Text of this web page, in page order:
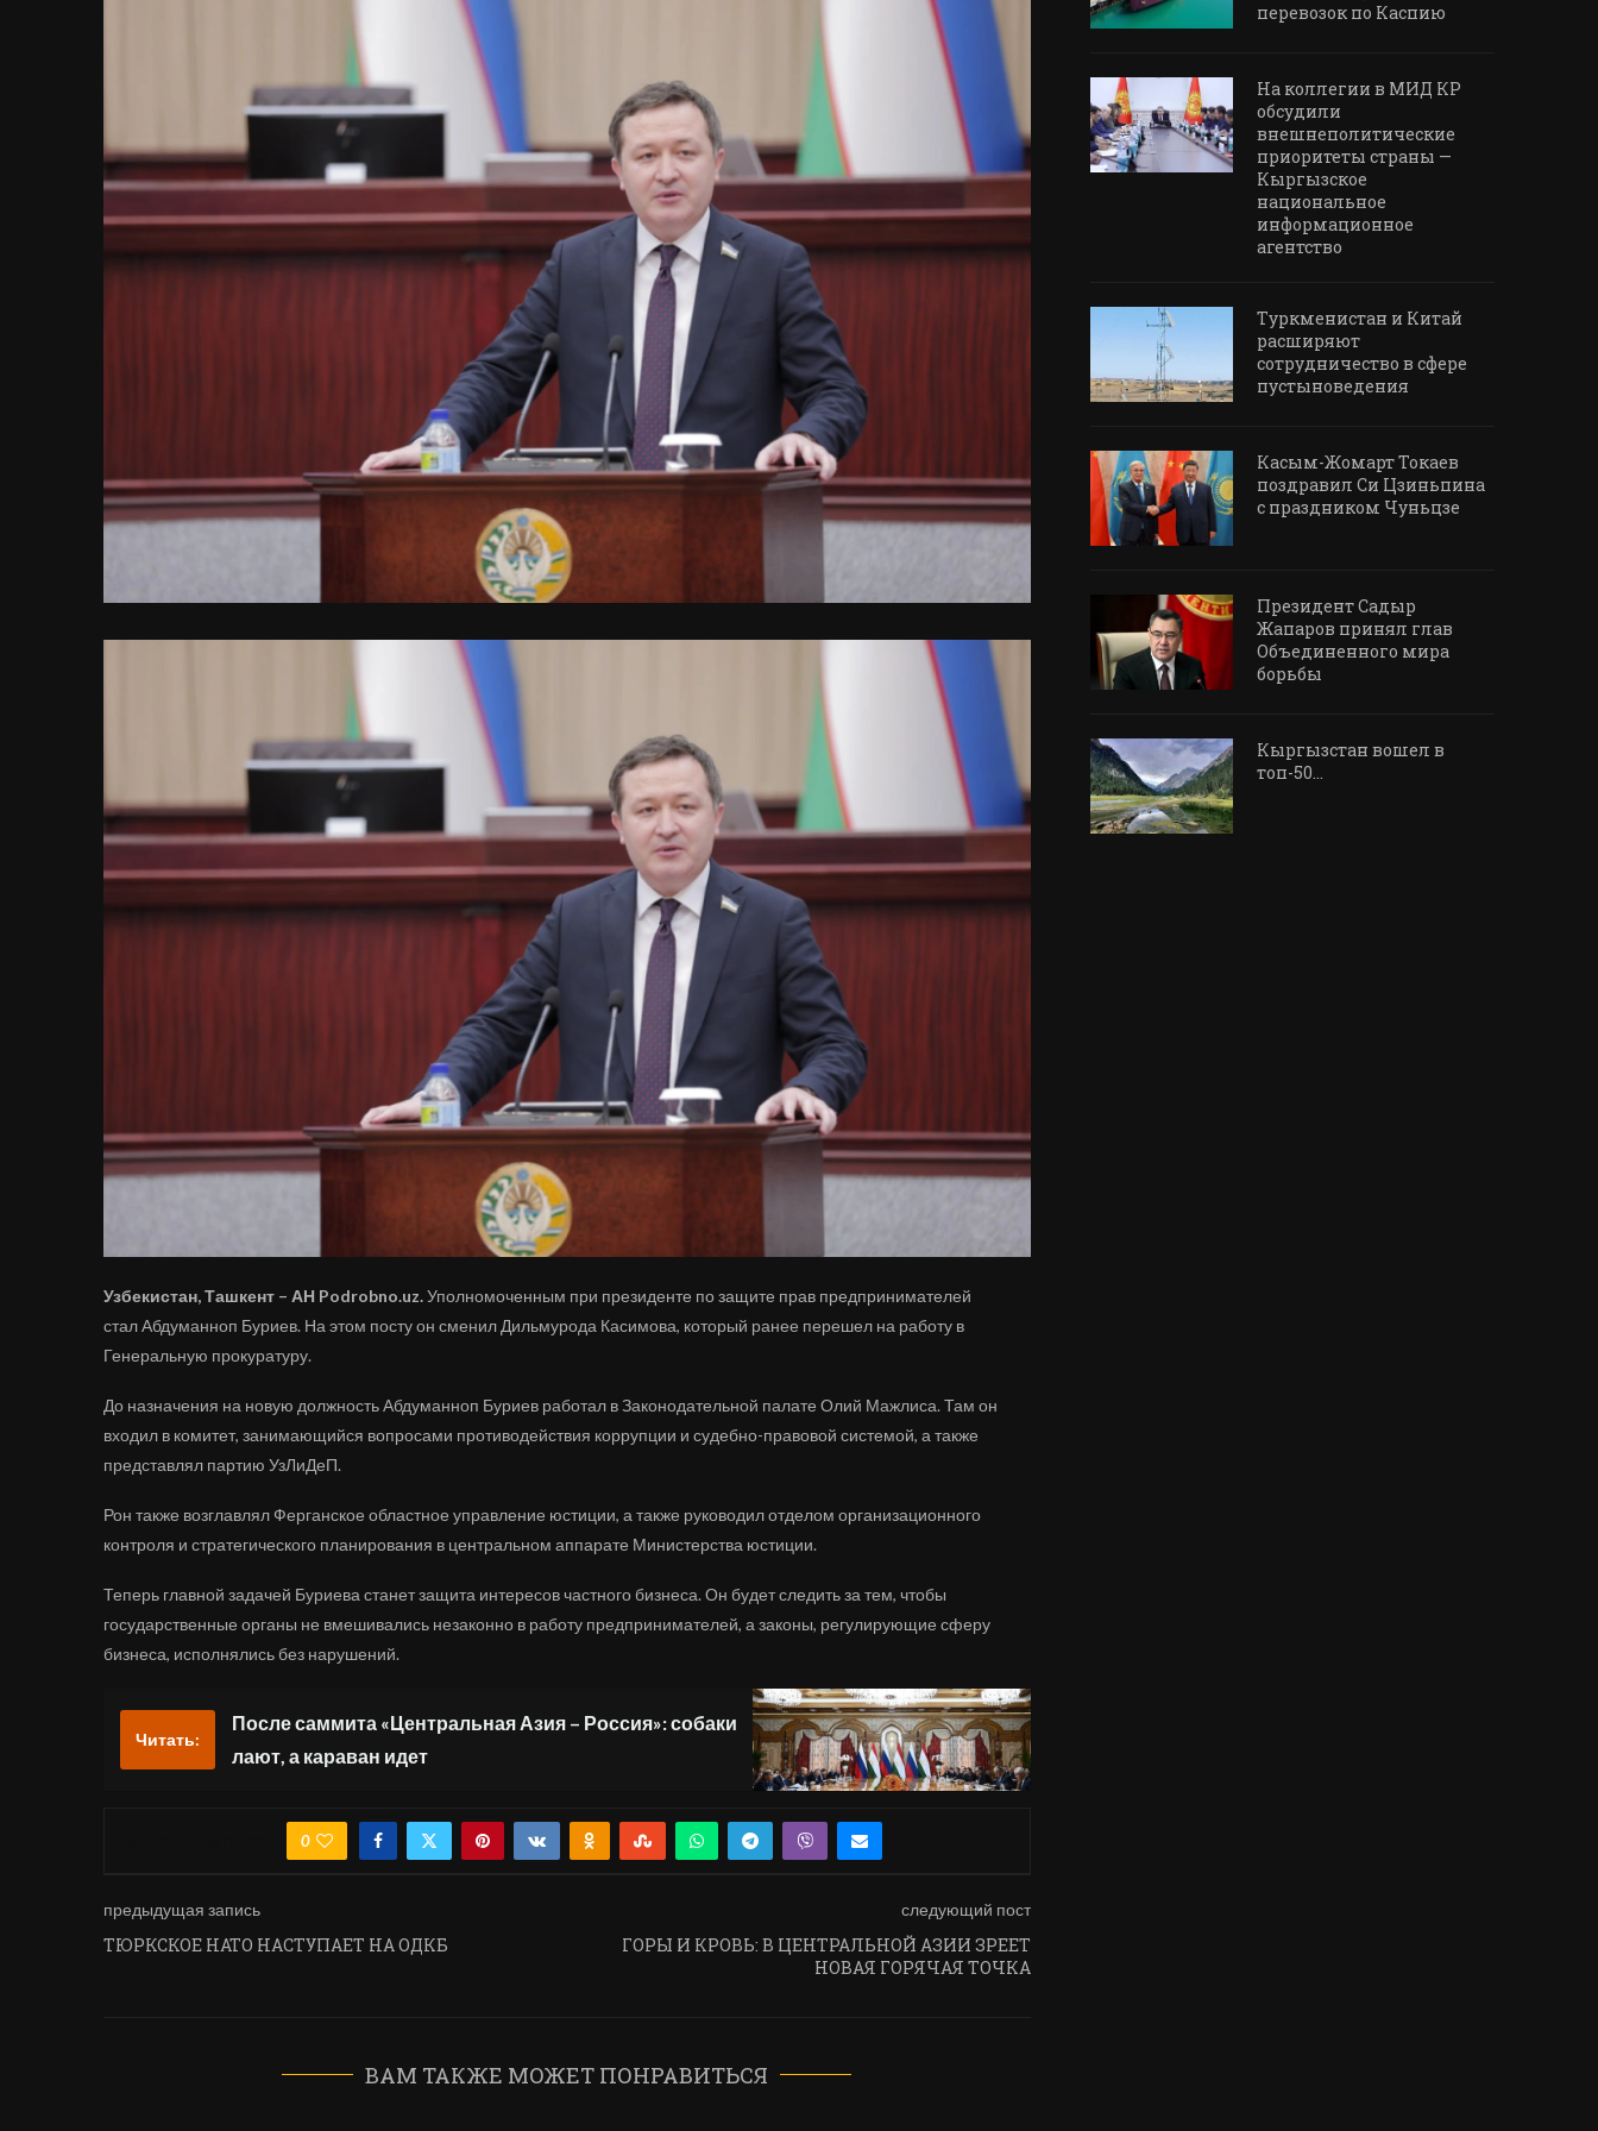
Узбекистан, Ташкент – АН Podrobno.uz.Уполномоченным при президенте по защите прав предпринимателей
стал Абдуманноп Буриев. На этом посту он сменил Дильмурода Касимова, который ранее перешел на работу в
Генеральную прокуратуру.
До назначения на новую должность Абдуманноп Буриев работал в Законодательной палате Олий Мажлиса. Там он
входил в комитет, занимающийся вопросами противодействия коррупции и судебно-правовой системой, а также
представлял партию УзЛиДеП.
Рон также возглавлял Ферганское областное управление юстиции, а также руководил отделом организационного
контроля и стратегического планирования в центральном аппарате Министерства юстиции.
Теперь главной задачей Буриева станет защита интересов частного бизнеса. Он будет следить за тем, чтобы
государственные органы не вмешивались незаконно в работу предпринимателей, а законы, регулирующие сферу
бизнеса, исполнялись без нарушений.
Читать:
После саммита «Центральная Азия – Россия»: собаки
лают, а караван идет
0
предыдущая запись
ТЮРКСКОЕ НАТО НАСТУПАЕТ НА ОДКБ
следующий пост
ГОРЫ И КРОВЬ: В ЦЕНТРАЛЬНОЙ АЗИИ ЗРЕЕТ
НОВАЯ ГОРЯЧАЯ ТОЧКА
ВАМ ТАКЖЕ МОЖЕТ ПОНРАВИТЬСЯ
перевозок по Каспию
На коллегии в МИД КР
обсудили
внешнеполитические
приоритеты страны —
Кыргызское
национальное
информационное
агентство
Туркменистан и Китай
расширяют
сотрудничество в сфере
пустыноведения
Касым-Жомарт Токаев
поздравил Си Цзиньпина
с праздником Чуньцзе
Президент Садыр
Жапаров принял глав
Объединенного мира
борьбы
Кыргызстан вошел в
топ-50…